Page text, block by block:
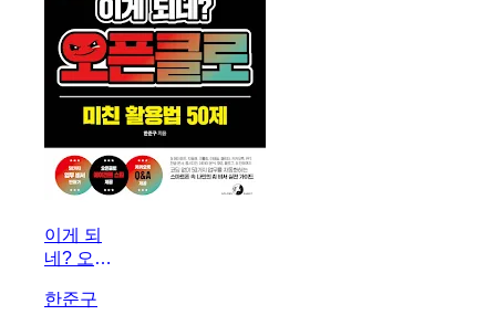
이게 되
네? 오픈
활용법
한준구